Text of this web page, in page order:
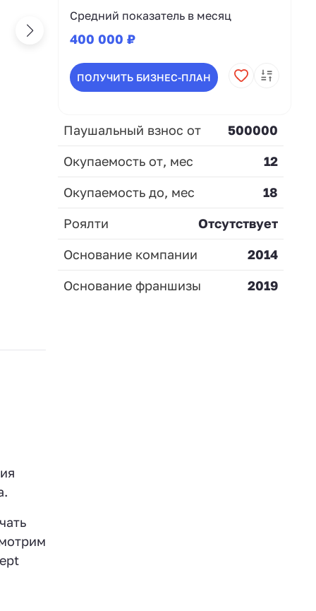
Средний показатель в месяц
400 000 ₽
ПОЛУЧИТЬ БИЗНЕС-ПЛАН
Паушальный взнос от
500000
Окупаемость от, мес
12
Окупаемость до, мес
18
Роялти
Отсутствует
Основание компании
2014
Основание франшизы
2019